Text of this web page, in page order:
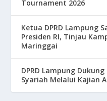
Tournament 2026
Ketua DPRD Lampung
Presiden RI, Tinjau
Maringgai
DPRD Lampung
Syariah Melalui Kajian